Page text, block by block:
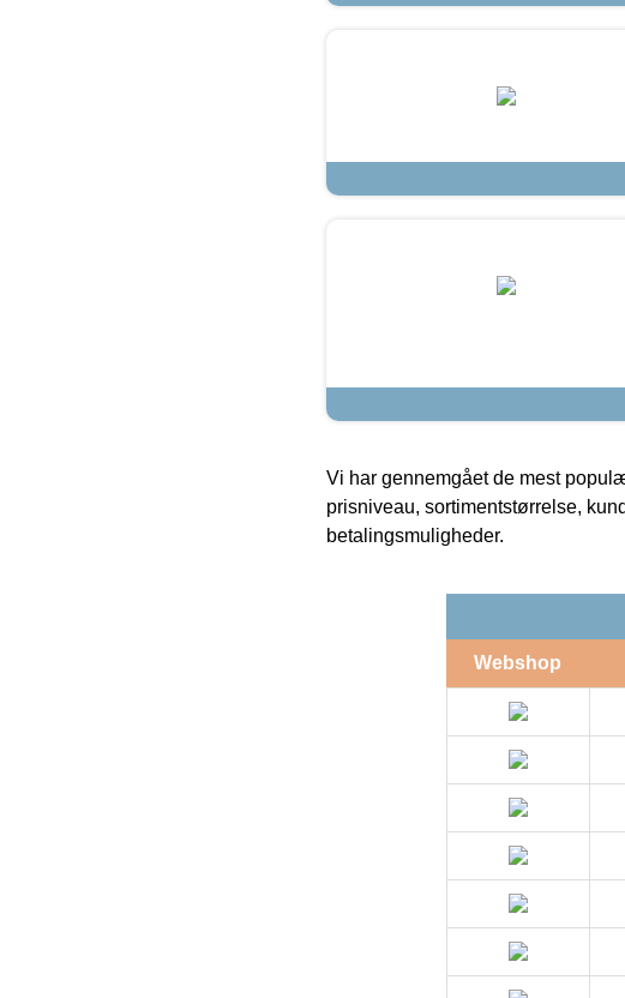
Vi har gennemgået de mest
prisniveau, sortimentstørrelse,
betalingsmuligheder.
Webshop